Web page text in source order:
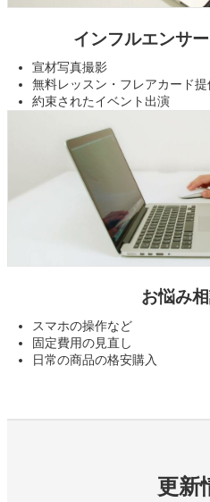
インフルエンサ
宣材写真撮影
無料レッスン・フレアカード
約束されたイベント出演
お悩み
スマホの操作など
固定費用の見直し
日常の商品の格安購入
更新